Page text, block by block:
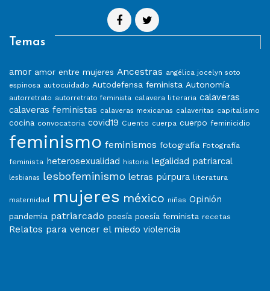
Temas
amor amor entre mujeres Ancestras angélica jocelyn soto
espinosa autocuidado Autodefensa feminista Autonomía
autorretrato autorretrato feminista calavera literaria calaveras
calaveras feministas calaveras mexicanas calaveritas capitalismo
cocina convocatoria covid19 Cuento cuerpa cuerpo feminicidio
feminismo feminismos fotografía Fotografía
feminista heterosexualidad historia legalidad patriarcal
lesbianas lesbofeminismo letras púrpura literatura
maternidad mujeres méxico niñas Opinión
pandemia patriarcado poesía poesía feminista recetas
Relatos para vencer el miedo violencia